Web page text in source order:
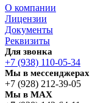
О компании
Лицензии
Документы
Реквизиты
Для звонка
+7 (938) 110-05-34
Мы в мессенджерах
+7 (928) 212-39-05
Мы в MAX